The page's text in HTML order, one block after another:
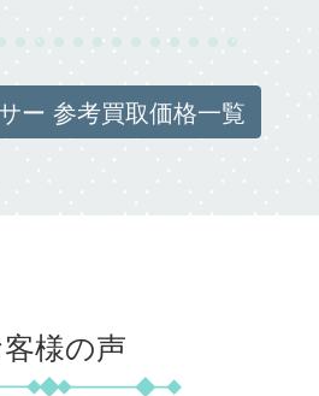
ー 参考買取価格一覧
様の声